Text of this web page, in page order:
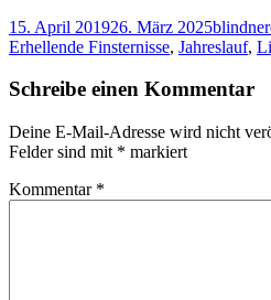
Veröffentlicht
am
15. April 201926. März 2025Autor
Erhellende Finsternisse, Jahreslauf,
Schreibe einen Kommentar
Deine E-Mail-Adresse wird nicht
Felder sind mit * markiert
Kommentar *